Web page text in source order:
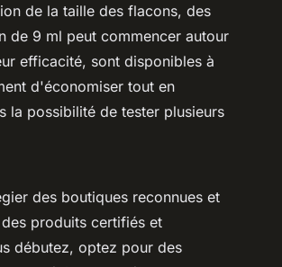
de la taille des flacons, des
de 9 ml peut commencer autour
efficacité, sont disponibles à
d'économiser tout en
la possibilité de tester plusieurs
des boutiques reconnues et
produits certifiés et
débutez, optez pour des